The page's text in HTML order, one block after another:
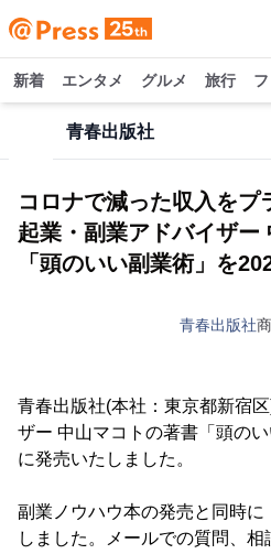
新着 エンタメ グルメ 旅行
青春出版社
コロナで減った収入をプ
起業・副業アドバイザー
「頭のいい副業術」を
青春出版社
青春出版社(本社：東京都新宿
ザー 中山マコトの著書「頭の
に発売いたしました。
副業ノウハウ本の発売と同時
しました。メールでの質問、相